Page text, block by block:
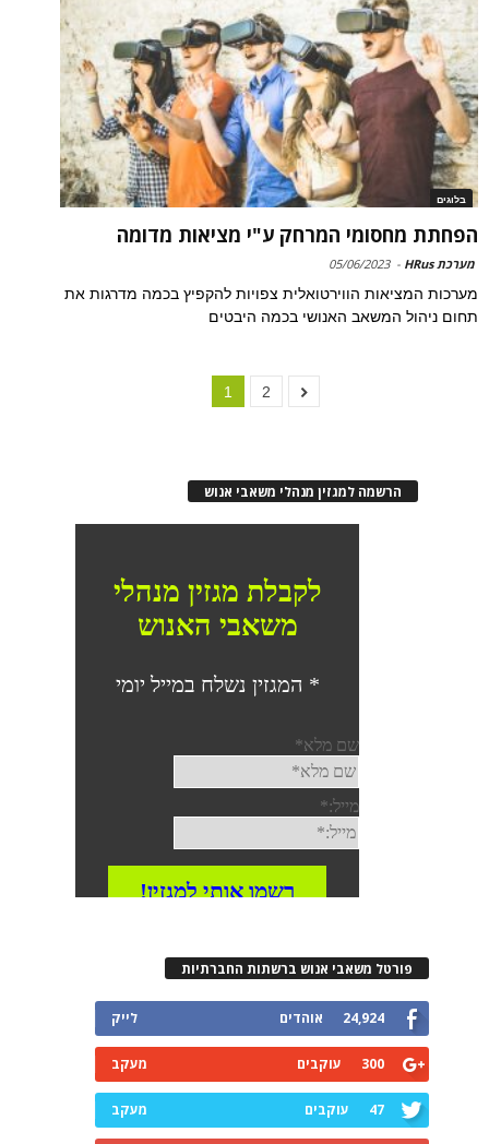
בלוגים
הפחתת מחסומי המרחק ע"י מציאות מדומה
מערכת HRus -
05/06/2023
מערכות המציאות הווירטואלית צפויות להקפיץ בכמה מדרגות את
תחום ניהול המשאב האנושי בכמה היבטים
1 2
הרשמה למגזין מנהלי משאבי אנוש
פורטל משאבי אנוש ברשתות החברתיות
24,924 אוהדים לייק
300 עוקבים מעקב
47 עוקבים מעקב